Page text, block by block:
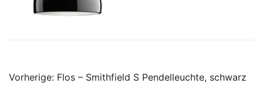
Beitragsnavigation
Vorherige: Flos – Smithfield S Pendelleuchte, schwarz